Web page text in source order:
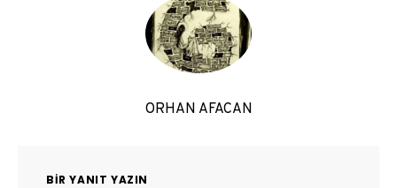
ORHAN AFACAN
BIR YANIT YAZIN